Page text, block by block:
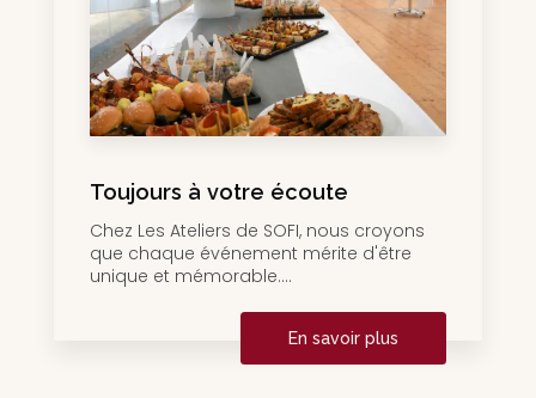
Toujours à votre écoute
Chez Les Ateliers de SOFI, nous croyons
que chaque événement mérite d'être
unique et mémorable....
En savoir plus